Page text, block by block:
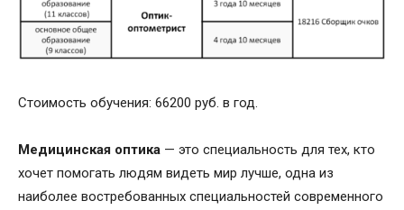
Стоимость обучения: 66200 руб. в год.
Медицинская оптика — это специальность для тех, кто
хочет помогать людям видеть мир лучше, одна из
наиболее востребованных специальностей современного